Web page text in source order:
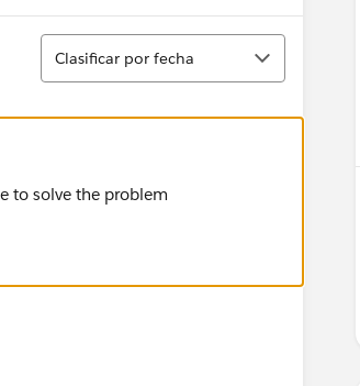
Ordenar
Clasificar por fecha
to solve the problem